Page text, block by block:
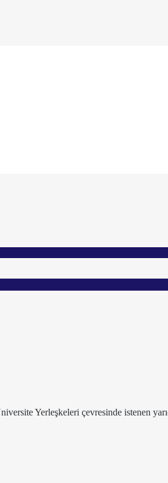
Yerleşkeleri çevresinde istenen